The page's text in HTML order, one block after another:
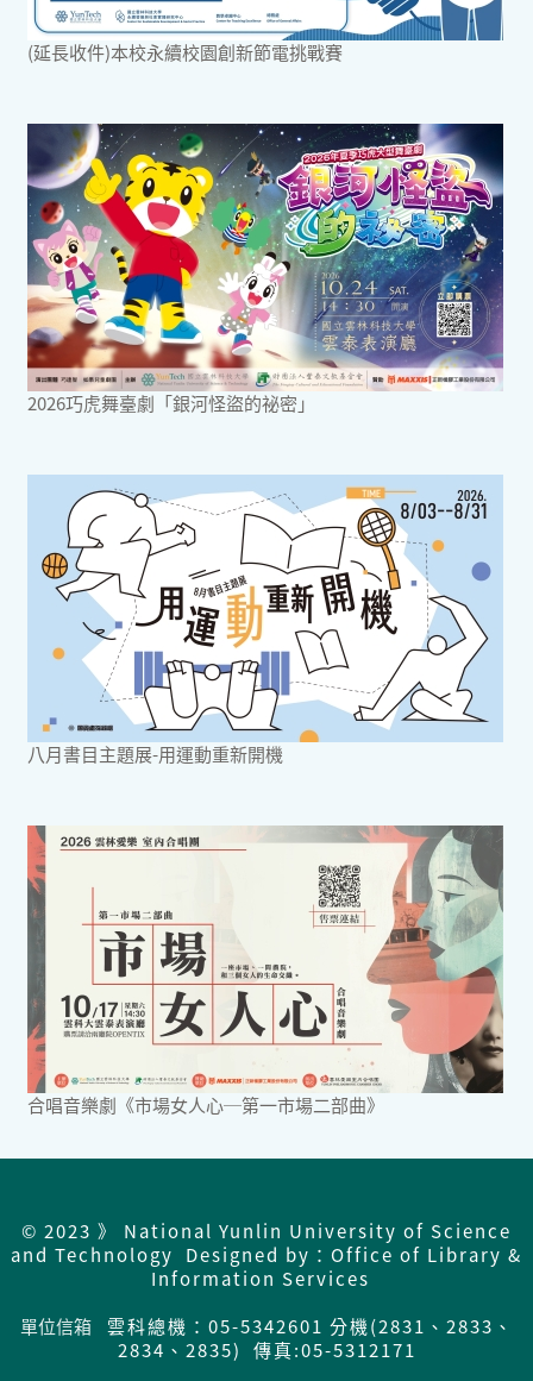
(延長收件)本校永續校園創新節電挑戰賽
2026巧虎舞臺劇「銀河怪盜的祕密」
八月書目主題展-用運動重新開機
合唱音樂劇《市場女人心─第一市場二部曲》
© 2023 》 National Yunlin University of Science
and Technology Designed by：Office of Library &
Information Services
單位信箱
雲科總機：05-5342601 分機(2831、2833、
2834、2835) 傳真:05-5312171